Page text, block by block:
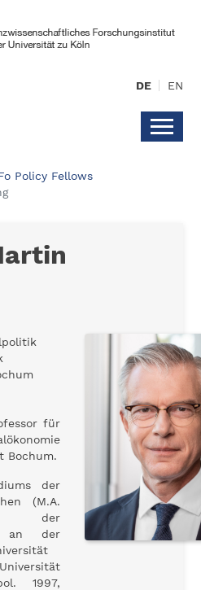
DE EN
Policy Fellows
für
Bochum.
der
(M.A.
der
an der
1997,